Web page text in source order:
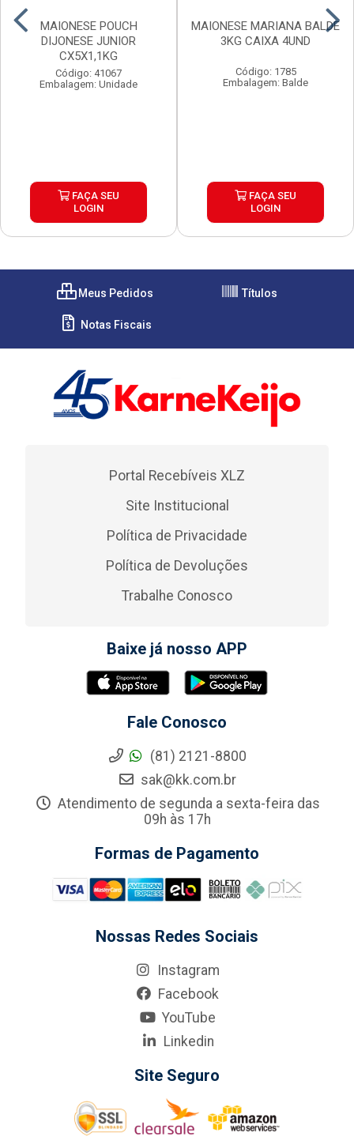
MAIONESE POUCH
DIJONESE JUNIOR
CX5X1,1KG
Código: 41067
Embalagem: Unidade
FAÇA SEU
LOGIN
MAIONESE MARIANA BALDE
3KG CAIXA 4UND
Código: 1785
Embalagem: Balde
FAÇA SEU
LOGIN
Meus Pedidos Títulos
Notas Fiscais
Portal Recebíveis XLZ
Site Institucional
Política de Privacidade
Política de Devoluções
Trabalhe Conosco
Baixe já nosso APP
Fale Conosco
(81) 2121-8800
sak@kk.com.br
Atendimento de segunda a sexta-feira das
09h às 17h
Formas de Pagamento
Nossas Redes Sociais
Instagram
Facebook
YouTube
Linkedin
Site Seguro